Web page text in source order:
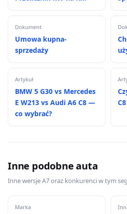
Dokument
Umowa kupna-
sprzedaży
Artykuł
BMW 5 G30 vs Mercedes
E W213 vs Audi A6 C8 —
co wybrać?
Inne podobne auta
Inne wersje A7 oraz konkurenci w tym
Marka